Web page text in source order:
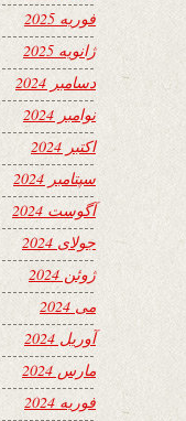
فوریه 2025
ژانویه 2025
دسامبر 2024
نوامبر 2024
اکتبر 2024
سپتامبر 2024
آگوست 2024
جولای 2024
ژوئن 2024
می 2024
آوریل 2024
مارس 2024
فوریه 2024